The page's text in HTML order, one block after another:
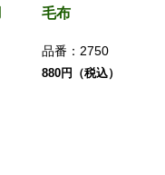
毛布
品番： 2750
880円（税込）